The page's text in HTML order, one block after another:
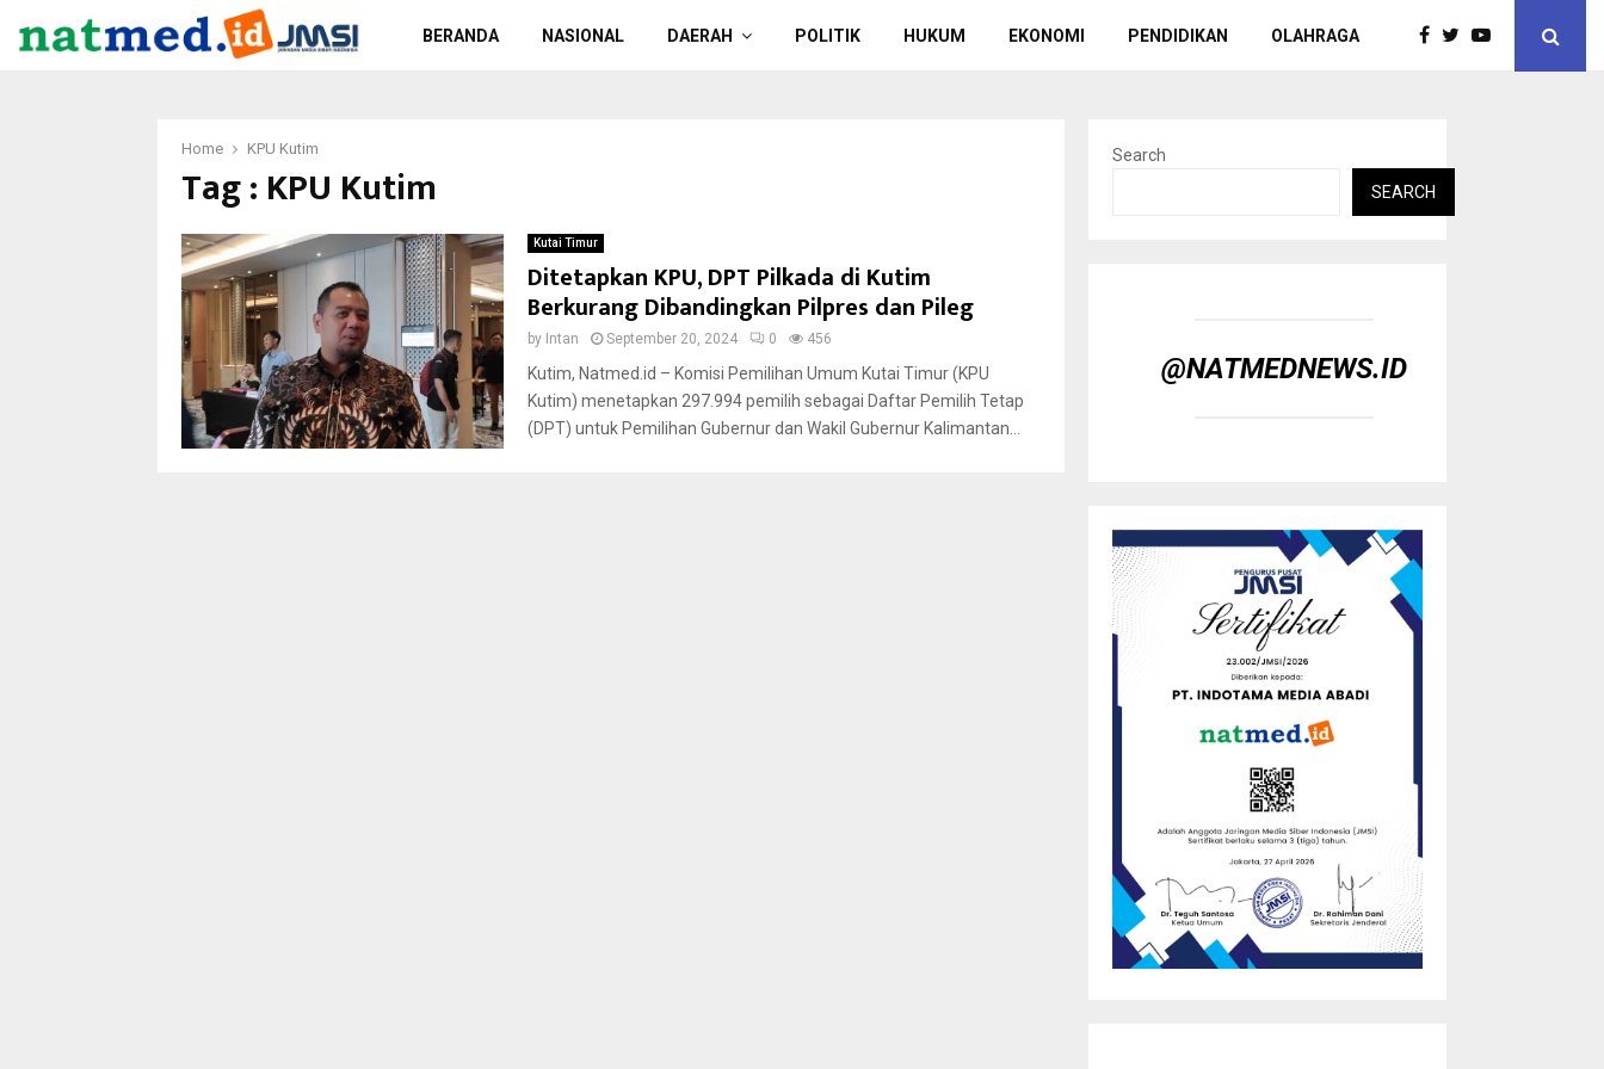
BERANDA NASIONAL DAERAH POLITIK HUKUM EKONOMI PENDIDIKAN OLAHRAGA
Home KPU Kutim
Tag : KPU Kutim
Kutai Timur
Ditetapkan KPU, DPT Pilkada di Kutim
Berkurang Dibandingkan Pilpres dan Pileg
by Intan September 20, 2024 0 456
Kutim, Natmed.id – Komisi Pemilihan Umum Kutai Timur (KPU
Kutim) menetapkan 297.994 pemilih sebagai Daftar Pemilih Tetap
(DPT) untuk Pemilihan Gubernur dan Wakil Gubernur Kalimantan...
Search
SEARCH
@NATMEDNEWS.ID